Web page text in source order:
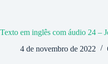
Texto em inglês com áudio 24 –
4 de novembro de 2022